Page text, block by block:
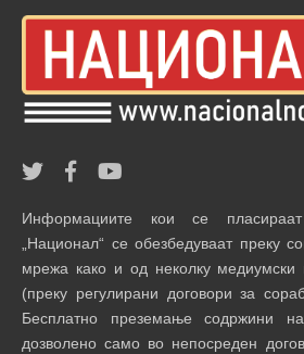
Информациите кои се
„Национал“ се обезбедуваат преку
мрежа како и од неколку медиумски
(преку регулирани договори за
Бесплатно преземање содржини
дозволено само во непосреден